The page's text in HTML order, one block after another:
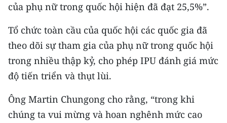
MEDIA CENTER
E-Magazine
Media Chính trị
của phụ nữ trong quốc hội hiện đã đạt 25,5%”.
Tổ chức toàn cầu của quốc hội các quốc gia đã
theo dõi sự tham gia của phụ nữ trong quốc hội
trong nhiều thập kỷ, cho phép IPU đánh giá mức
độ tiến triển và thụt lùi.
Ông Martin Chungong cho rằng, “trong khi
chúng ta vui mừng và hoan nghênh mức cao